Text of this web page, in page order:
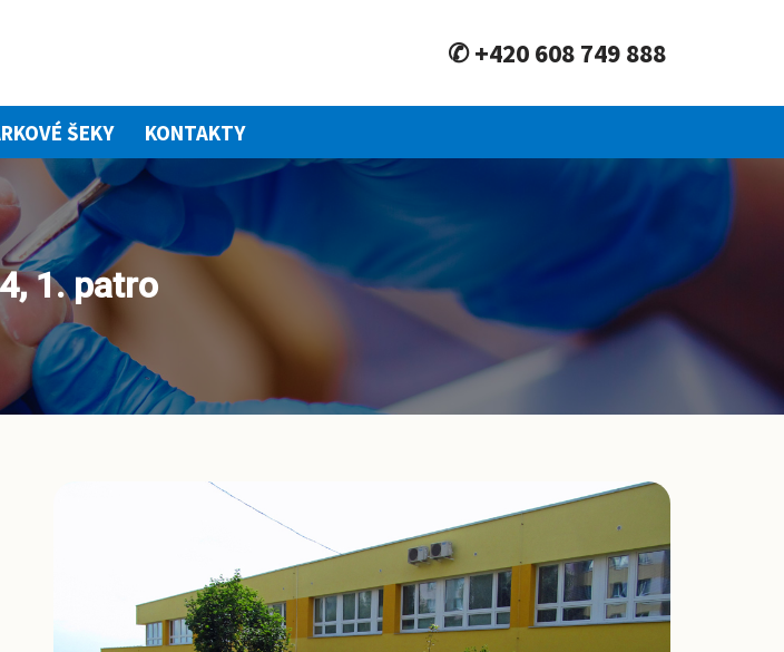
✆ +420 608 749 888
ŠEKY KONTAKTY
1. patro